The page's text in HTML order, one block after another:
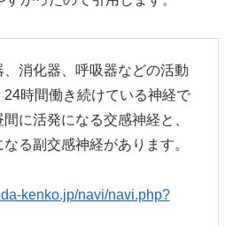
消化器、呼吸器などの活動
24時間働き続けている神経で
に活発になる交感神経と、
る副交感神経があります。
kenko.jp/navi/navi.php?